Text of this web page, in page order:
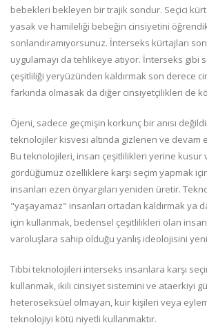
bebekleri bekleyen bir trajik sondur. Seçici
yasak ve hamileliği bebeğin cinsiyetini
sonlandıramıyorsunuz. İnterseks kürtajları
uygulamayı da tehlikeye atıyor. İnterseks gibi
çeşitliliği yeryüzünden kaldırmak son derece
farkında olmasak da diğer cinsiyetçilikleri de
Öjeni, sadece geçmişin korkunç bir anısı
teknolojiler kisvesi altında gizlenen ve devam
Bu teknolojileri, insan çeşitlilikleri yerine
gördüğümüz özelliklere karşı seçim yapmak
insanları ezen önyargıları yeniden üretir.
"yaşayamaz" insanları ortadan kaldırmak ya
için kullanmak, bedensel çeşitlilikleri olan
varoluşlara sahip olduğu yanlış ideolojisini
Tıbbi teknolojileri interseks insanlara karşı
kullanmak, ikili cinsiyet sistemini ve ataerkiyi
heteroseksüel olmayan, kuir kişileri veya
teknolojiyi kötü niyetli kullanmaktır.